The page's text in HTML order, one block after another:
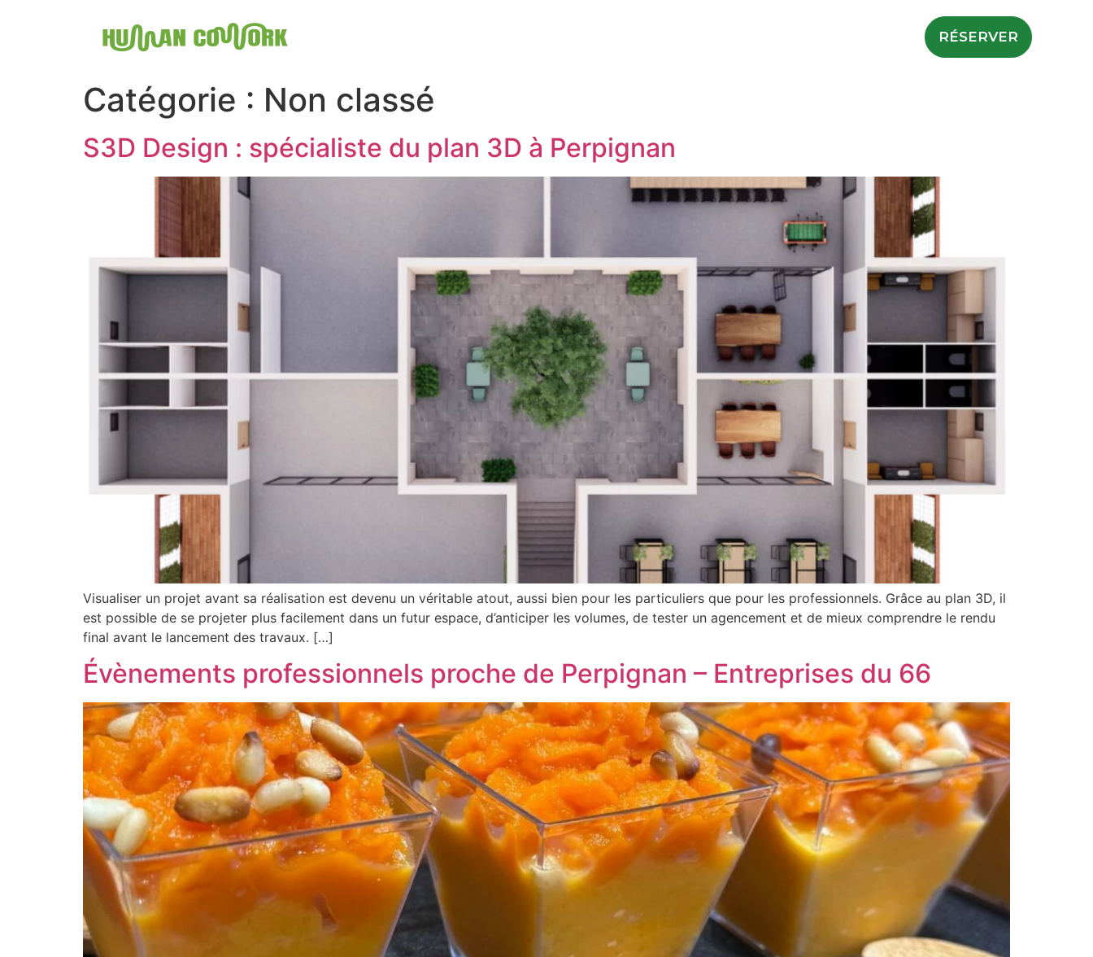
RÉSERVER
Catégorie : Non classé
S3D Design : spécialiste du plan 3D à Perpignan
Visualiser un projet avant sa réalisation est devenu un véritable atout, aussi bien pour les particuliers que pour les professionnels. Grâce au plan 3D, il
est possible de se projeter plus facilement dans un futur espace, d’anticiper les volumes, de tester un agencement et de mieux comprendre le rendu
final avant le lancement des travaux. […]
Évènements professionnels proche de Perpignan – Entreprises du 66